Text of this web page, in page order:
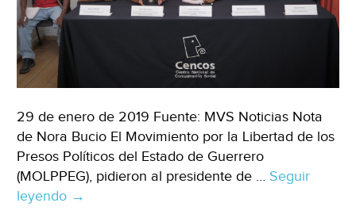
29 de enero de 2019 Fuente: MVS Noticias Nota
de Nora Bucio El Movimiento por la Libertad de los
Presos Políticos del Estado de Guerrero
(MOLPPEG), pidieron al presidente de … Seguir
leyendo Piden
→